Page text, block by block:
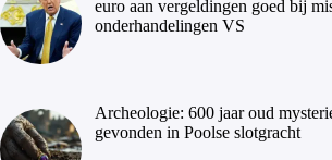
euro aan vergeldingen goed bij
onderhandelingen VS
Archeologie: 600 jaar oud
gevonden in Poolse slotgracht